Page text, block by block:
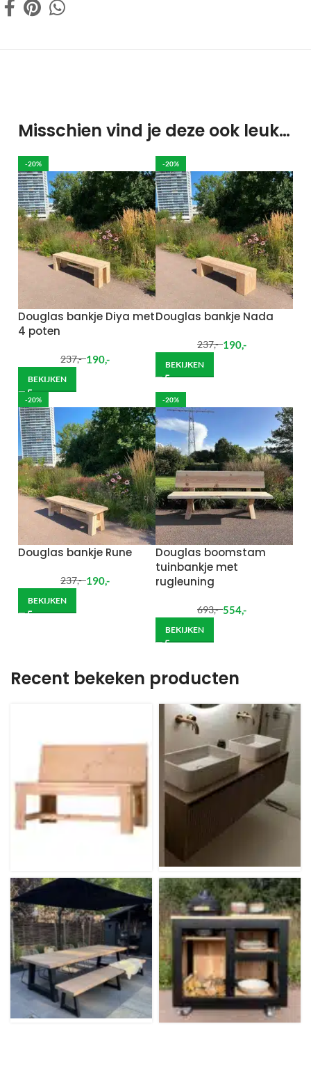
Misschien vind je deze ook leuk…
-20%
Douglas bankje Diya met
4 poten
237,- 190,-
BEKIJKEN
-20%
Douglas bankje Nada
237,- 190,-
BEKIJKEN
-20%
Douglas bankje Rune
237,- 190,-
BEKIJKEN
-20%
Douglas boomstam
tuinbankje met
rugleuning
693,- 554,-
BEKIJKEN
Recent bekeken producten